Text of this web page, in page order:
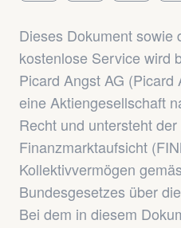
Dieses Dokument sowie
kostenlose Service wird
Picard Angst AG
eine Aktiengesellschaft
Recht und untersteht
Finanzmarktaufsicht
Kollektivvermögen
Bundesgesetzes über
Bei dem in diesem